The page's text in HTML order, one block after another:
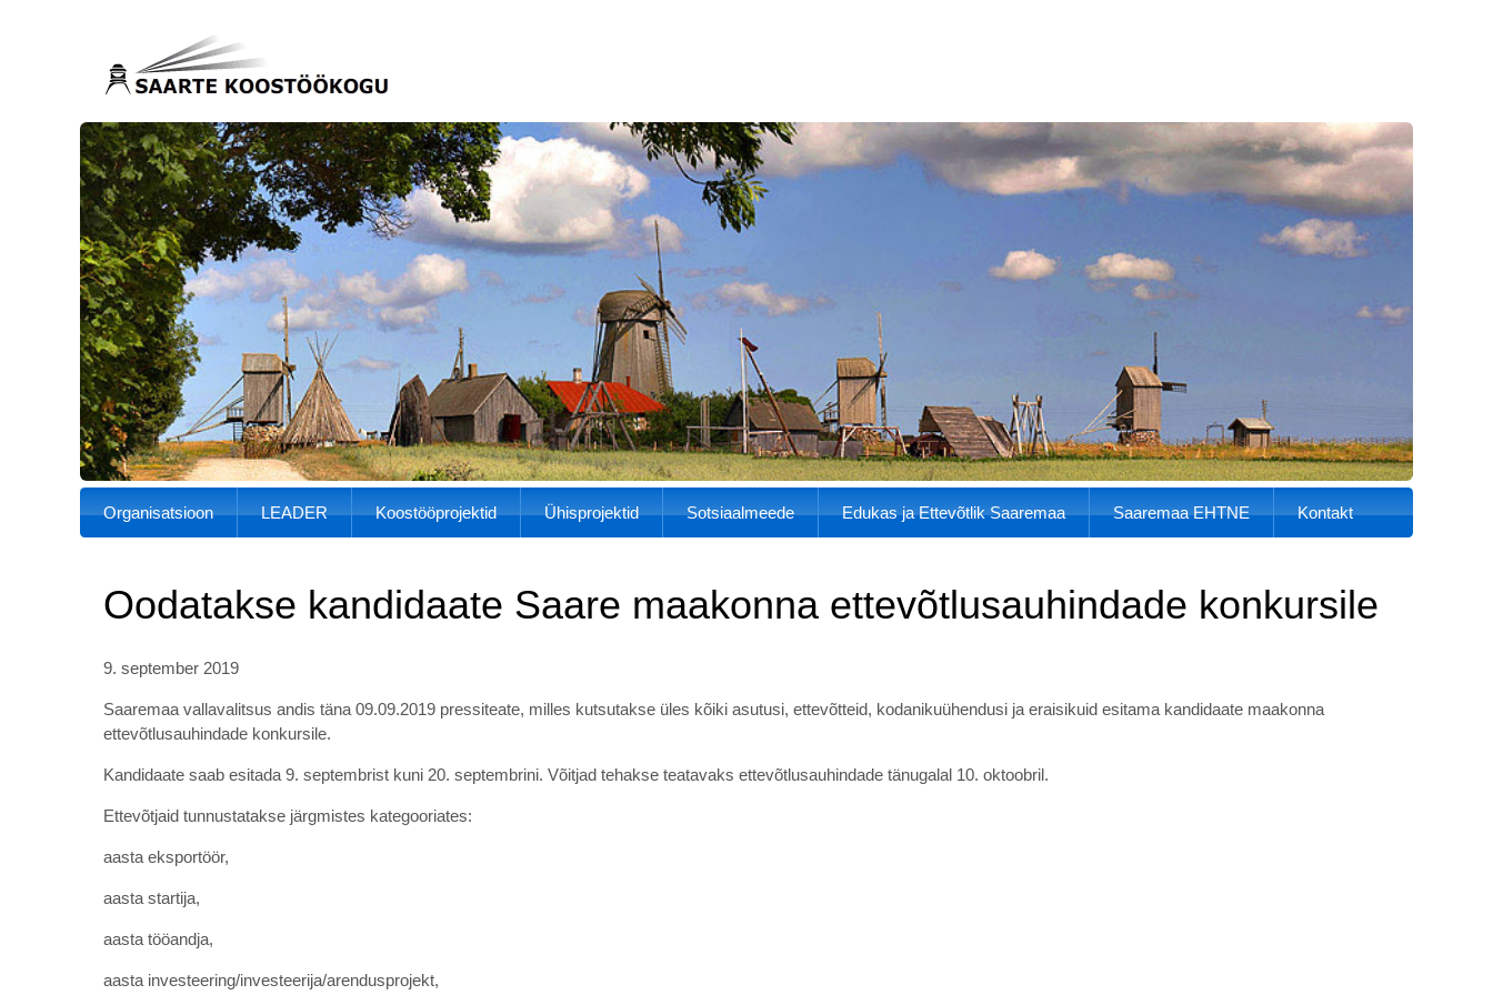
Organisatsioon LEADER Koostööprojektid Ühisprojektid Sotsiaalmeede Edukas ja Ettevõtlik Saaremaa Saaremaa EHTNE Kontakt
Oodatakse kandidaate Saare maakonna ettevõtlusauhindade konkursile
9. september 2019
Saaremaa vallavalitsus andis täna 09.09.2019 pressiteate, milles kutsutakse üles kõiki asutusi, ettevõtteid, kodanikuühendusi ja eraisikuid esitama kandidaate maakonna
ettevõtlusauhindade konkursile.
Kandidaate saab esitada 9. septembrist kuni 20. septembrini. Võitjad tehakse teatavaks ettevõtlusauhindade tänugalal 10. oktoobril.
Ettevõtjaid tunnustatakse järgmistes kategooriates:
aasta eksportöör,
aasta startija,
aasta tööandja,
aasta investeering/investeerija/arendusprojekt,